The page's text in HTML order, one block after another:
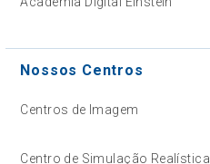
Nossos Centros
Centros de Imagem
Centro de Simulação Realística